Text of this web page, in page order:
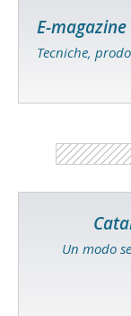
E-magazine
Tecniche,
Un modo